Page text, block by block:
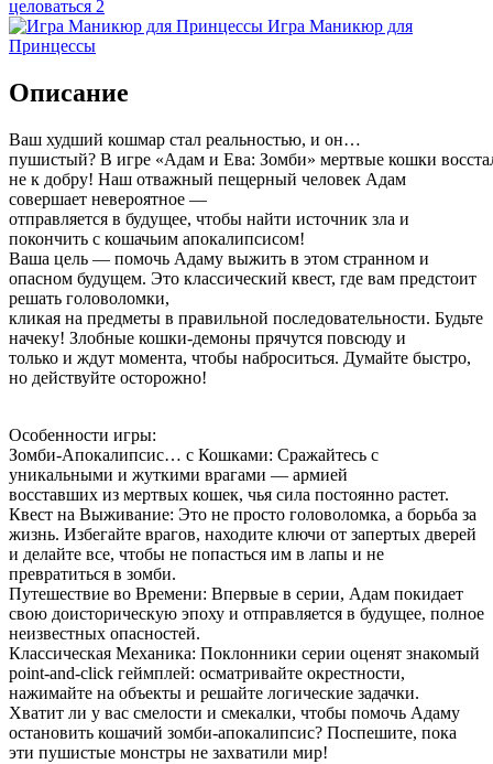
целоваться 2
Игра Маникюр для
Принцессы
Описание
Ваш худший кошмар стал реальностью, и он…
пушистый? В игре «Адам и Ева: Зомби» мертвые кошки
не к добру! Наш отважный пещерный человек Адам
совершает невероятное —
отправляется в будущее, чтобы найти источник зла и
покончить с кошачьим апокалипсисом!
Ваша цель — помочь Адаму выжить в этом странном и
опасном будущем. Это классический квест, где вам предстоит
решать головоломки,
кликая на предметы в правильной последовательности. Будьте
начеку! Злобные кошки-демоны прячутся повсюду и
только и ждут момента, чтобы наброситься. Думайте быстро,
но действуйте осторожно!
Особенности игры:
Зомби-Апокалипсис… с Кошками: Сражайтесь с
уникальными и жуткими врагами — армией
восставших из мертвых кошек, чья сила постоянно растет.
Квест на Выживание: Это не просто головоломка, а борьба за
жизнь. Избегайте врагов, находите ключи от запертых дверей
и делайте все, чтобы не попасться им в лапы и не
превратиться в зомби.
Путешествие во Времени: Впервые в серии, Адам покидает
свою доисторическую эпоху и отправляется в будущее, полное
неизвестных опасностей.
Классическая Механика: Поклонники серии оценят знакомый
point-and-click геймплей: осматривайте окрестности,
нажимайте на объекты и решайте логические задачки.
Хватит ли у вас смелости и смекалки, чтобы помочь Адаму
остановить кошачий зомби-апокалипсис? Поспешите, пока
эти пушистые монстры не захватили мир!